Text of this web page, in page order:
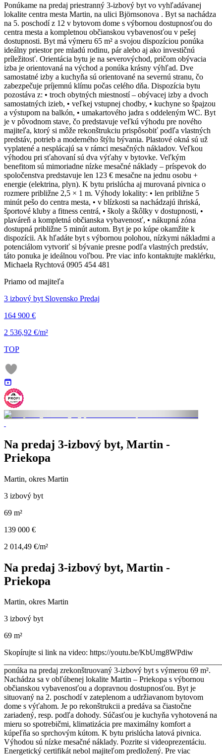
Ponúkame na predaj priestranný 3-izbový byt vo vyhľadávanej
lokalite centra mesta Martin, na ulici Björnsonova . Byt sa nachádza
na 5. poschodí z 12 v bytovom dome s výbornou dostupnosťou do
centra mesta a kompletnou občianskou vybavenosťou v pešej
dostupnosti. Byt má výmeru 65 m² a svojou dispozíciou ponúka
ideálny priestor pre mladú rodinu, pár alebo aj ako investičnú
príležitosť. Orientácia bytu je na severovýchod, pričom obývacia
izba je orientovaná na východ a ponúka krásny výhľad. Dve
samostatné izby a kuchyňa sú orientované na severnú stranu, čo
zabezpečuje príjemnú klímu počas celého dňa. Dispozícia bytu
pozostáva z: • troch obytných miestností – obývacej izby a dvoch
samostatných izieb, • veľkej vstupnej chodby, • kuchyne so špajzou
a výstupom na balkón, • umakartového jadra s oddeleným WC. Byt
je v pôvodnom stave, čo predstavuje veľkú výhodu pre nového
majiteľa, ktorý si môže rekonštrukciu prispôsobiť podľa vlastných
predstáv, potrieb a moderného štýlu bývania. Plastové okná sú už
vyplatené a nesplácajú sa v rámci mesačných nákladov. Veľkou
výhodou pri sťahovaní sú dva výťahy v bytovke. Veľkým
benefitom sú mimoriadne nízke mesačné náklady – príspevok do
spoločenstva predstavuje len 123 € mesačne na jednu osobu +
energie (elektrina, plyn). K bytu prislúcha aj murovaná pivnica o
rozmere približne 2,5 × 1 m. Výhody lokality: • len približne 5
minút pešo do centra mesta, • v blízkosti sa nachádzajú ihriská,
športové kluby a fitness centrá, • školy a škôlky v dostupnosti, •
plaváreň a kompletná občianska vybavenosť, • nákupná zóna
dostupná približne 5 minút autom. Byt je po kúpe okamžite k
dispozícii. Ak hľadáte byt s výbornou polohou, nízkymi nákladmi a
potenciálom vytvoriť si bývanie presne podľa vlastných predstáv,
táto ponuka je ideálnou voľbou. Pre viac info kontaktujte maklérku,
Michaela Rychtová 0905 454 481
Priamo od majiteľa
3 izbový byt Slovensko Predaj
164 900 €
2 536,92 €/m²
TOP
Na predaj 3-izbový byt, Martin -
Priekopa
Martin, okres Martin
3 izbový byt
69 m²
139 000 €
2 014,49 €/m²
Na predaj 3-izbový byt, Martin -
Priekopa
Martin, okres Martin
3 izbový byt
69 m²
Skopírujte si link na video: https://youtu.be/KbUmg8WPdiw
ponúka na predaj zrekonštruovaný 3-izbový byt s výmerou 69 m².
Nachádza sa v obľúbenej lokalite Martin – Priekopa s výbornou
občianskou vybavenosťou a dopravnou dostupnosťou. Byt je
situovaný na 2. poschodí v zateplenom a udržiavanom bytovom
dome s výťahom. Je po rekonštrukcii a predáva sa čiastočne
zariadený, resp. podľa dohody. Súčasťou je kuchyňa vyhotovená na
mieru so spotrebičmi, klimatizácia pre maximálny komfort a
kúpeľňa so sprchovým kútom. K bytu prislúcha latová pivnica.
Výhodou sú nízke mesačné náklady. Pozrite si videoprezentáciu.
Energetický certifikát nebol majiteľom predložený. Pre viac